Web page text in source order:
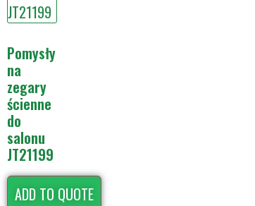
Pomysły
na
zegary
ścienne
do
salonu
JT21199
ADD TO QUOTE